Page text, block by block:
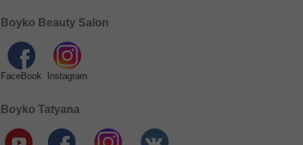
Boyko Beauty Salon
FaceBook Instagram
Boyko Tatyana